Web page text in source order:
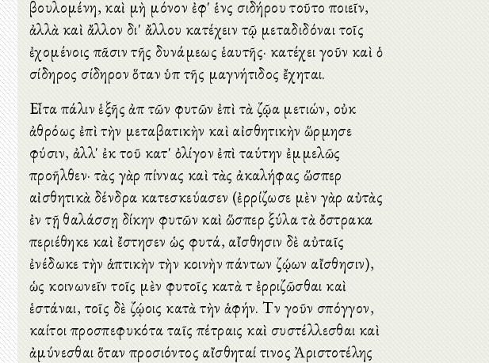
βουλομένη, καὶ μὴ μόνον ἐφ' ἑνὸς σιδήρου τοῦτο ποιεῖν,
ἀλλὰ καὶ ἄλλον δι' ἄλλου κατέχειν τῷ μεταδιδόναι τοῖς
ἐχομένοις πᾶσιν τῆς δυνάμεως ἑαυτῆς· κατέχει γοῦν καὶ ὁ
σίδηρος σίδηρον ὅταν ὑπὸ τῆς μαγνήτιδος ἔχηται.
Εἶτα πάλιν ἑξῆς ἀπὸ τῶν φυτῶν ἐπὶ τὰ ζῷα μετιών, οὐκ
ἀθρόως ἐπὶ τὴν μεταβατικὴν καὶ αἰσθητικὴν ὥρμησε
φύσιν, ἀλλ' ἐκ τοῦ κατ' ὀλίγον ἐπὶ ταύτην ἐμμελῶς
προῆλθεν· τὰς γὰρ πίννας καὶ τὰς ἀκαλήφας ὥσπερ
αἰσθητικὰ δένδρα κατεσκεύασεν (ἐρρίζωσε μὲν γὰρ αὐτὰς
ἐν τῇ θαλάσσῃ δίκην φυτῶν καὶ ὥσπερ ξύλα τὰ ὄστρακα
περιέθηκε καὶ ἔστησεν ὡς φυτά, αἴσθησιν δὲ αὐταῖς
ἐνέδωκε τὴν ἁπτικὴν τὴν κοινὴν πάντων ζῴων αἴσθησιν),
ὡς κοινωνεῖν τοῖς μὲν φυτοῖς κατὰ τὸ ἐρριζῶσθαι καὶ
ἑστάναι, τοῖς δὲ ζῴοις κατὰ τὴν ἁφήν. Τὸν γοῦν σπόγγον,
καίτοι προσπεφυκότα ταῖς πέτραις καὶ συστέλλεσθαι καὶ
ἀμύνεσθαι ὅταν προσιόντος αἴσθηταί τινος Ἀριστοτέλης